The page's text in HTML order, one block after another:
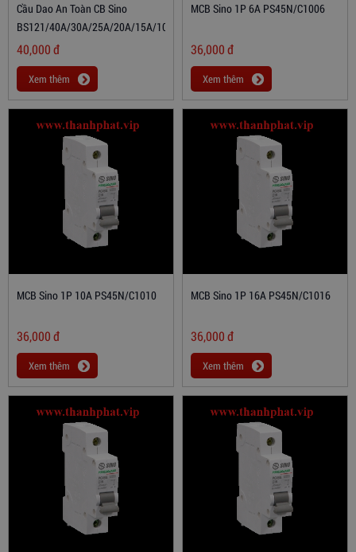
Cầu Dao An Toàn CB Sino
BS121/40A/30A/25A/20A/15A/10A
40,000đ
Xem thêm
MCB Sino 1P 6A PS45N/C1006
36,000đ
Xem thêm
MCB Sino 1P 10A PS45N/C1010
36,000đ
Xem thêm
MCB Sino 1P 16A PS45N/C1016
36,000đ
Xem thêm